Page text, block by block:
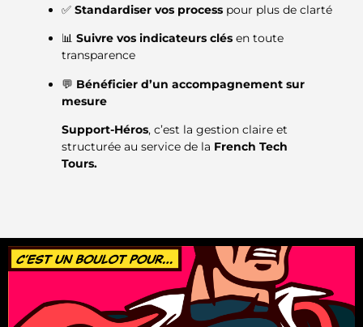
✅ Standardiser vos processpour plus de clarté
📊 Suivre vos indicateurs clésen toute
transparence
💬 Bénéficier d’un accompagnement sur
mesure
Support-Héros, c’est la gestion claire et
structurée au service de la French Tech
Tours.